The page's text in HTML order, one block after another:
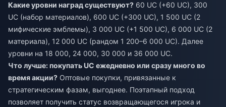
Какие уровни наград существуют? 60 UC (+60 UC), 300
UC (набор материалов), 600 UC (+300 UC), 1 500 UC (2
мифические эмблемы), 3 000 UC (+1 500 UC), 6 000 UC (2
материала), 12 000 UC (рандом 1 200–6 000 UC). Далее
уровни на 18 000, 24 000, 30 000 и 36 000 UC.
Что лучше: покупать UC ежедневно или сразу много во
время акции? Оптовые покупки, привязанные к
стратегическим фазам, выгоднее. Поэтапный подход
позволяет получить статус возвращающегося игрока и